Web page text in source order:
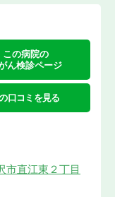
この病院の
ん検診ページ
口コミを見る
市直江東２丁目